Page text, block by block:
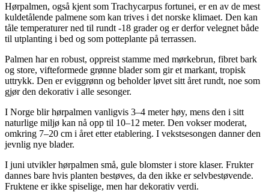
Hørpalmen, også kjent som Trachycarpus fortunei, er en av de mest
kuldetålende palmene som kan trives i det norske klimaet. Den kan
tåle temperaturer ned til rundt -18 grader og er derfor velegnet både
til utplanting i bed og som potteplante på terrassen.
Palmen har en robust, oppreist stamme med mørkebrun, fibret bark
og store, vifteformede grønne blader som gir et markant, tropisk
uttrykk. Den er eviggrønn og beholder løvet sitt året rundt, noe som
gjør den dekorativ i alle sesonger.
I Norge blir hørpalmen vanligvis 3–4 meter høy, mens den i sitt
naturlige miljø kan nå opp til 10–12 meter. Den vokser moderat,
omkring 7–20 cm i året etter etablering. I vekstsesongen danner den
jevnlig nye blader.
I juni utvikler hørpalmen små, gule blomster i store klaser. Frukter
dannes bare hvis planten bestøves, da den ikke er selvbestøvende.
Fruktene er ikke spiselige, men har dekorativ verdi.